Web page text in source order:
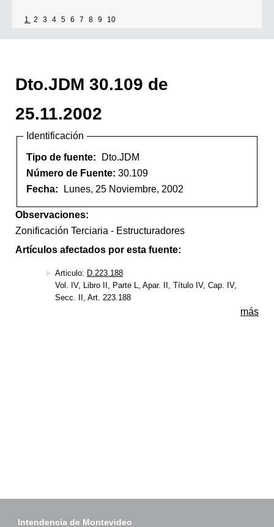
1 2 3 4 5 6 7 8 9 10
Dto.JDM 30.109 de
25.11.2002
Identificación
Tipo de fuente:
Dto.JDM
Número de Fuente: 30.109
Fecha:
Lunes, 25 Noviembre, 2002
Observaciones:
Zonificación Terciaria - Estructuradores
Artículos afectados por esta fuente:
Articulo: D.223.188
Vol. IV, Libro II, Parte L, Apar. II, Título IV, Cap. IV,
Secc. II, Art. 223.188
más
Intendencia de Montevideo